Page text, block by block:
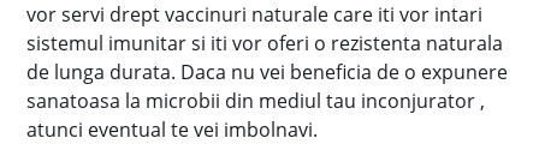
vor servi drept vaccinuri naturale care iti vor intari
sistemul imunitar si iti vor oferi o rezistenta naturala
de lunga durata. Daca nu vei beneficia de o expunere
sanatoasa la microbii din mediul tau inconjurator ,
atunci eventual te vei imbolnavi.